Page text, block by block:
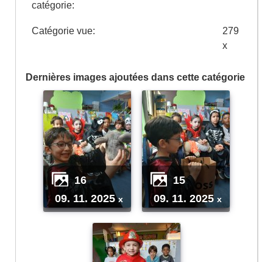
catégorie:
Catégorie vue:
279
x
Dernières images ajoutées dans cette catégorie
16
09. 11. 2025x
15
09. 11. 2025x